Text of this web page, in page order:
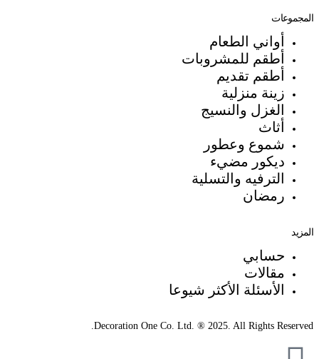
المجموعات
أواني الطعام
أطقم للمشروبات
أطقم تقديم
زينة منزلية
الغزل والنسيج
أثاث
شموع وعطور
ديكور مضيء
الترفيه والتسلية
رمضان
المزيد
حسابي
مقالات
الأسئلة الأكثر شيوعا
Decoration One Co. Ltd. ® 2025. All Rights Reserved.